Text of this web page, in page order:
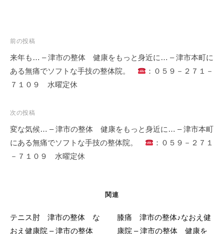
投
稿
ナ
ビ
ー
シ
ョ
ン
前の投稿
来年も… – 津市の整体 健康をもっと身近に… – 津市本町に
ある無痛でソフトな手技の整体院。
：０５９－２７１－
７１０９ 水曜定休
次の投稿
変な気候… – 津市の整体 健康をもっと身近に… – 津市本町
にある無痛でソフトな手技の整体院。
：０５９－２７１
－７１０９ 水曜定休
関連
テニス肘 津市の整体 な
おえ健康院 – 津市の整体
膝痛 津市の整体♪なおえ健
康院 – 津市の整体 健康を